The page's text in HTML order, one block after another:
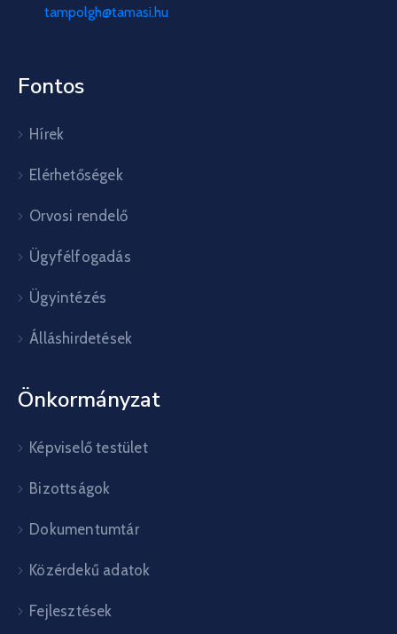
tampolgh@tamasi.hu
Fontos
Hírek
Elérhetőségek
Orvosi rendelő
Ügyfélfogadás
Ügyintézés
Álláshirdetések
Önkormányzat
Képviselő testület
Bizottságok
Dokumentumtár
Közérdekű adatok
Fejlesztések